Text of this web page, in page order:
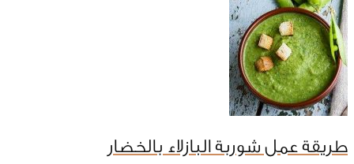
طريقة عمل شوربة البازلاء بالخضار